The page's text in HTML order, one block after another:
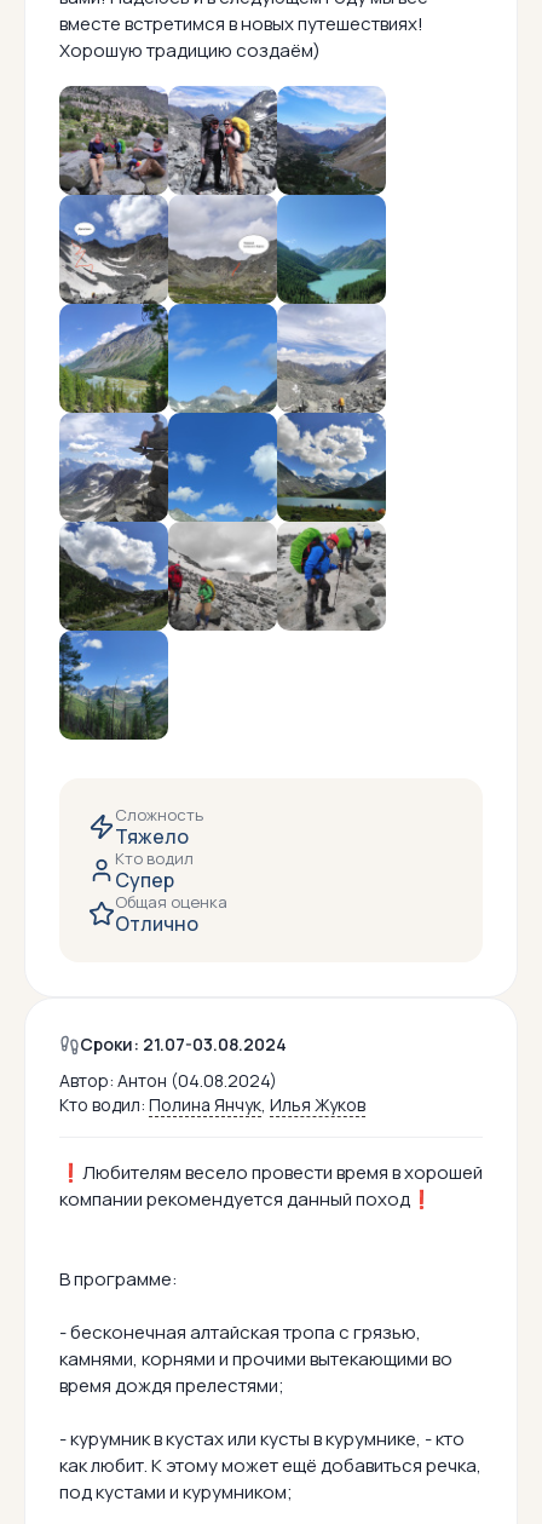
вместе встретимся в новых путешествиях!
Хорошую традицию создаём)
Сложность
Тяжело
Кто водил
Супер
Общая оценка
Отлично
Сроки: 21.07-03.08.2024
Автор: Антон (04.08.2024)
Кто водил: Полина Янчук, Илья Жуков
❗Любителям весело провести время в хорошей
компании рекомендуется данный поход❗
В программе:
- бесконечная алтайская тропа с грязью,
камнями, корнями и прочими вытекающими во
время дождя прелестями;
- курумник в кустах или кусты в курумнике, - кто
как любит. К этому может ещё добавиться речка,
под кустами и курумником;